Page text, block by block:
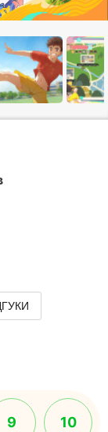
9 10